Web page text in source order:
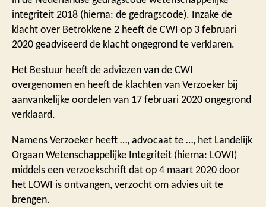
integriteit 2018 (hierna: de gedragscode). Inzake de
klacht over Betrokkene 2 heeft de CWI op 3 februari
2020 geadviseerd de klacht ongegrond te verklaren.
Het Bestuur heeft de adviezen van de CWI
overgenomen en heeft de klachten van Verzoeker bij
aanvankelijke oordelen van 17 februari 2020 ongegrond
verklaard.
Namens Verzoeker heeft …, advocaat te …, het Landelijk
Orgaan Wetenschappelijke Integriteit (hierna: LOWI)
middels een verzoekschrift dat op 4 maart 2020 door
het LOWI is ontvangen, verzocht om advies uit te
brengen.